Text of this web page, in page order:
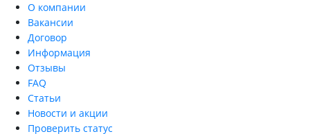
О компании
Вакансии
Договор
Информация
Отзывы
FAQ
Статьи
Новости и акции
Проверить статус